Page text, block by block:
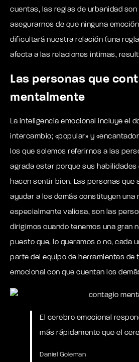
cuentas, las reglas de urbanidad son
asegurarnos de que ninguna
dificultará nuestra relación (una
afecta a las relaciones intimas,
Las personas que
mentalmente
La inteligencia emocional incluye el
intercambio; «popular» y
los que solemos referirnos a las
agrada estar porque sus habilidades
hacen sentir bien. Las personas que
ayudar a los demás constituyen una
especialmente valiosa, son las
dirigimos cuando tenemos una gran
puesto que, lo queramos o no, cada
parte del equipo de herramientas de
emocional con que cuentan los
El cerebro emocional
más rápidamente que el
Daniel Goleman